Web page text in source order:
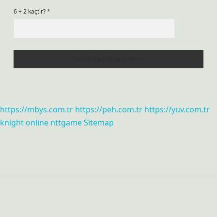
6 + 2 kaçtır?*
https://mbys.com.tr https://peh.com.tr https://yuv.com.tr
knight online nttgameSitemap